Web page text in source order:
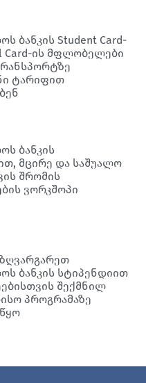
ბანკის Student Card-
Card-ის მფლობელები
ტარიფით
ბანკის
მცირე და საშუალო
შრომის
ვორკშოპი
ბანკის სტიპენდიით
შექმნილ
პროგრამაზე